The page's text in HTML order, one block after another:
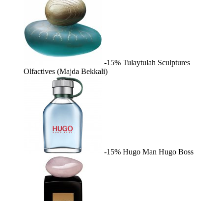
-15% Tulaytulah Sculptures
Olfactives (Majda Bekkali)
-15% Hugo Man Hugo Boss